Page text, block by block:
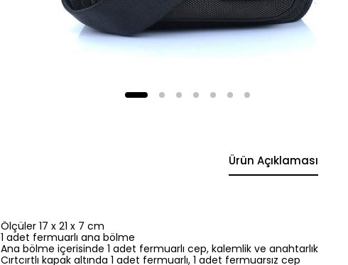
Ürün Açıklaması
Ölçüler 17 x 21 x 7 cm
1 adet fermuarlı ana bölme
Ana bölme içerisinde 1 adet fermuarlı cep, kalemlik ve anahtarlık
Cırtcırtlı kapak altında 1 adet fermuarlı, 1 adet fermuarsız cep